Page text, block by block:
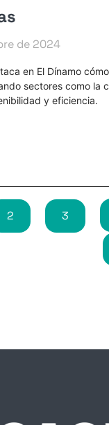
de 2024
en El Dínamo
sectores como la
y eficiencia.
2 3